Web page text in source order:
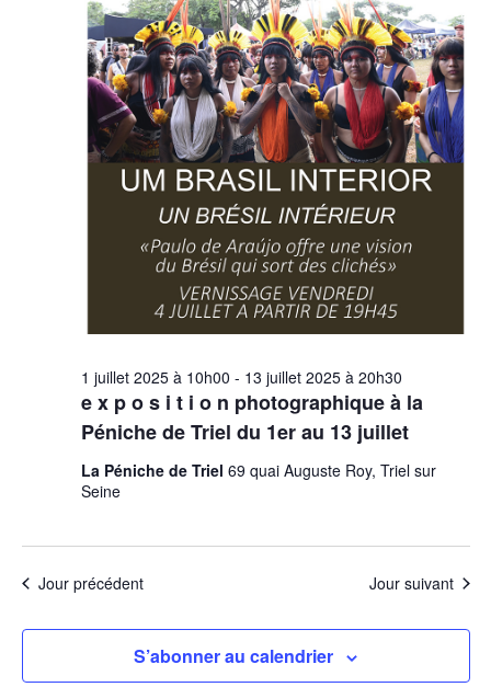
e x p o s i t i o n photographique à la
Péniche de Triel du 1er au 13 juillet
1 juillet 2025 à 10h00 - 13 juillet 2025 à 20h30
La Péniche de Triel 69 quai Auguste Roy, Triel sur
Seine
Jour précédent Jour suivant
S’abonner au calendrier